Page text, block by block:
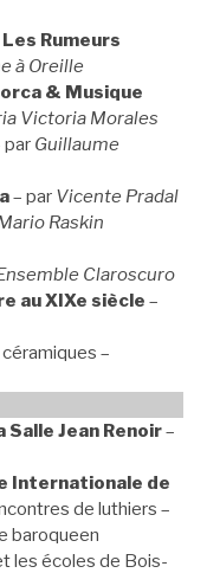
Rumeurs
à Oreille
& Musique
Victoria Morales
par Guillaume
– par Vicente Pradal
Raskin
Claroscuro
au XIXe siècle –
céramiques –
Jean Renoir–
Internationale de
de luthiers –
baroqueen
les écoles de Bois-